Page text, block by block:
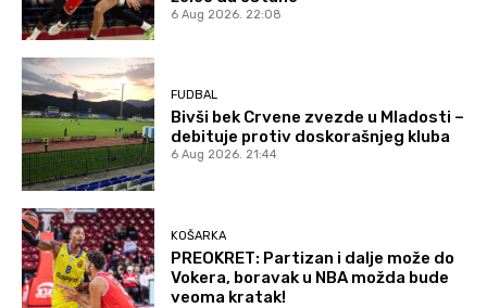
6 Aug 2026. 22:08
FUDBAL
Bivši bek Crvene zvezde u Mladosti –
debituje protiv doskorašnjeg kluba
6 Aug 2026. 21:44
KOŠARKA
PREOKRET: Partizan i dalje može do
Vokera, boravak u NBA možda bude
veoma kratak!